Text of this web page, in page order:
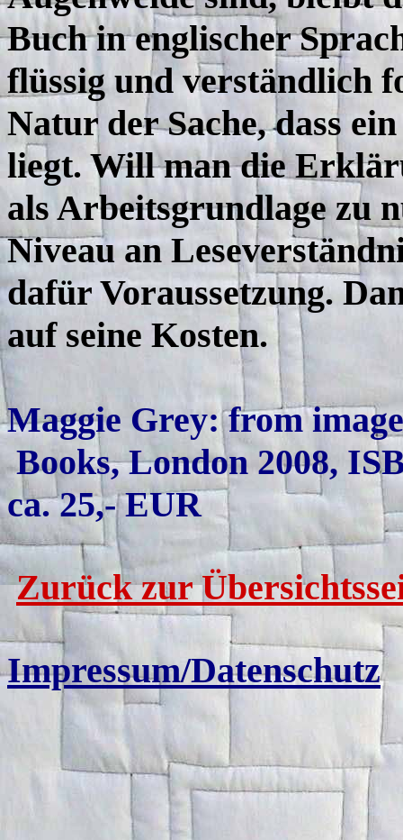
Buch in englischer
flüssig und verständlich
Natur der Sache, dass
liegt. Will man die
als Arbeitsgrundlage zu
Niveau an
dafür Voraussetzung.
auf seine Kosten.
Maggie Grey: from
Books, London 2008,
ca. 25,- EUR
Zurück zur
Impressum/Datenschutz